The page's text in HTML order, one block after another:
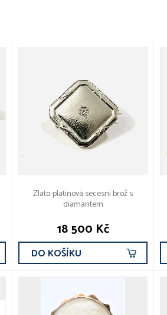
Zlato-platinová secesní brož s
diamantem
18 500 Kč
DO KOŠÍKU